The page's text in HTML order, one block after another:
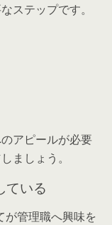
ステップです。
アピールが必要
ましょう。
ている
が管理職へ興味を